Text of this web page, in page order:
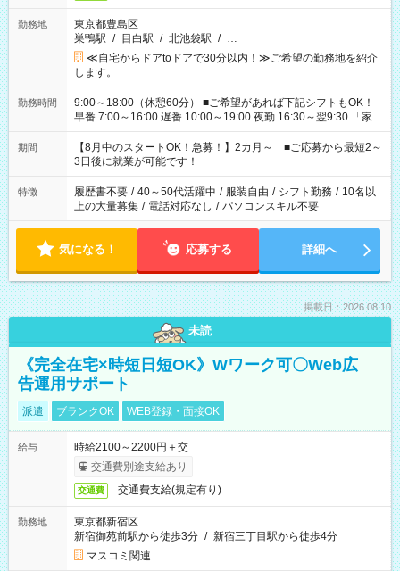
勤務地
東京都豊島区
巣鴨駅 / 目白駅 / 北池袋駅 / …
≪自宅からドアtoドアで30分以内！≫ご希望の勤務地を紹介
します。
勤務時間
9:00～18:00（休憩60分） ■ご希望があれば下記シフトもOK！
早番 7:00～16:00 遅番 10:00～19:00 夜勤 16:30～翌9:30 「家族
と休みを合わせたい」 「余裕を持って夕飯の準備がしたい」
「できれば残業はしたくない」 など、ご希望を教えてください
ね。 ※Wワーク希望の方へ 今ご覧のお仕事で希望する勤務時間
と、もう1つのお仕事の勤務時間。 合計で週40時間を超える場
合は応募できません。
期間
【8月中のスタートOK！急募！】2カ月～ ■ご応募から最短2～
3日後に就業が可能です！
特徴 履歴書不要 / 40～50代活躍中 / 服装自由 / シフト勤務 / 10名以
上の大量募集 / 電話対応なし / パソコンスキル不要
気になる！ 応募する 詳細へ
掲載日：2026.08.10
未読
《完全在宅×時短日短OK》Wワーク可〇Web広
告運用サポート
派遣 ブランクOK WEB登録・面接OK
給与
時給2100～2200円＋交
交通費別途支給あり
交通費 交通費支給(規定有り)
勤務地
東京都新宿区
新宿御苑前駅から徒歩3分 / 新宿三丁目駅から徒歩4分
マスコミ関連